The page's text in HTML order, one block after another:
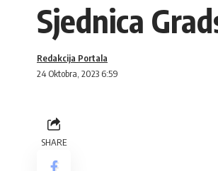
Sjednica
24 Oktobra, 2023 6:59
Redakcija Portala
SHARE